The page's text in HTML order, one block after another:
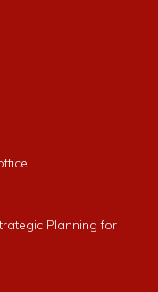
Planning for